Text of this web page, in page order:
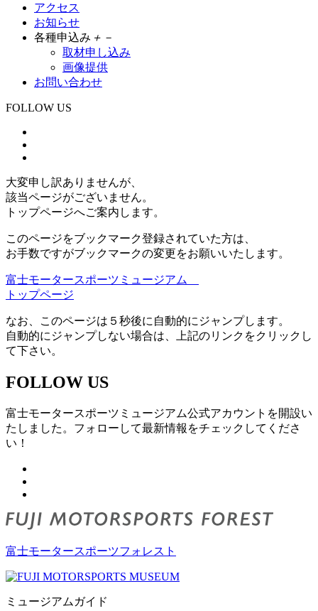
アクセス
お知らせ
各種申込み ＋ －
取材申し込み
画像提供
お問い合わせ
FOLLOW US
大変申し訳ありませんが、
該当ページがございません。
トップページへご案内します。
このページをブックマーク登録されていた方は、
お手数ですがブックマークの変更をお願いいたします。
富士モータースポーツミュージアム
トップページ
なお、このページは５秒後に自動的にジャンプします。
自動的にジャンプしない場合は、上記のリンクをクリックし
て下さい。
FOLLOW US
富士モータースポーツミュージアム公式アカウントを開設い
たしました。フォローして最新情報をチェックしてくださ
い！
富士モータースポーツフォレスト
ミュージアムガイド